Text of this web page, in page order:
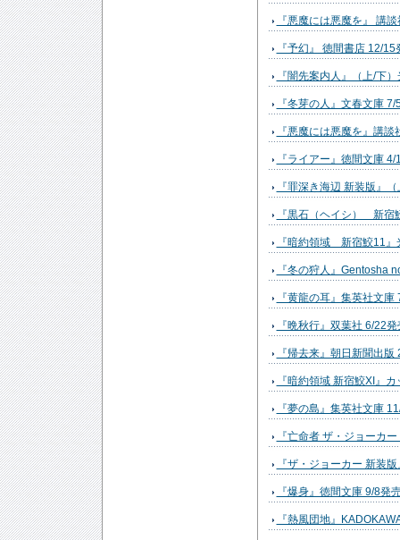
『悪魔には悪魔を』 講
『予幻』 徳間書店 12/15
『闇先案内人』（上/下
『冬芽の人』文春文庫 7/
『悪魔には悪魔を』講
『ライアー』徳間文庫 4/
『罪深き海辺 新装版』
『黒石（ヘイシ） 新宿
『暗約領域 新宿鮫11』
『冬の狩人』Gentosha
『黄龍の耳』集英社文庫
『晩秋行』双葉社 6/22発
『帰去来』朝日新聞出版
『暗約領域 新宿鮫XI』
『夢の島』集英社文庫
『亡命者 ザ・ジョーカ
『ザ・ジョーカー 新装
『爆身』徳間文庫 9/8発
『熱風団地』